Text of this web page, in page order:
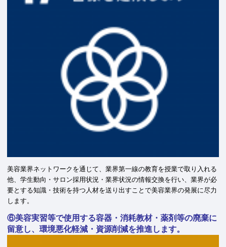
美容業界ネットワークを通じて、業界第一線の教育を授業で取り入れる
他、学生動向・サロン採用状況・業界状況の情報交換を行い、業界が必
要とする知識・技術を持つ人材を送り出すことで美容業界の発展に尽力
します。
⑥美容実習等で使用する容器・消耗教材・薬剤等の廃棄に
留意し、環境悪化軽減・資源削減を推進します。